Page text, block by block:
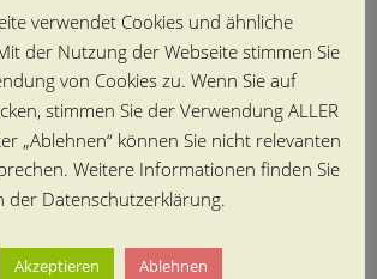
verwendet Cookies und ähnliche
der Nutzung der Webseite stimmen Sie
von Cookies zu. Wenn Sie auf
stimmen Sie der Verwendung ALLER
„Ablehnen“ können Sie nicht relevanten
Weitere Informationen finden Sie
der Datenschutzerklärung.
Akzeptieren Ablehnen